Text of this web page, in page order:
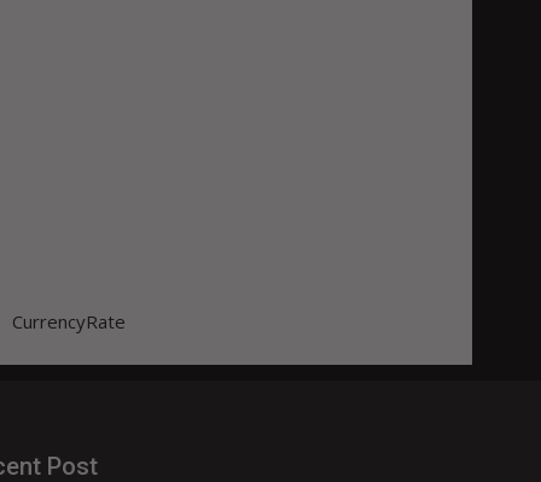
CurrencyRate
Post